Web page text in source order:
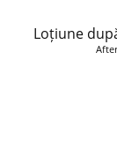
Loțiune